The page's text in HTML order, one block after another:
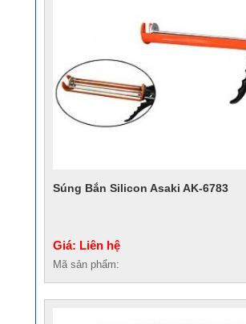
Súng Bắn Silicon Asaki AK-6783
Giá: Liên hệ
Mã sản phẩm: